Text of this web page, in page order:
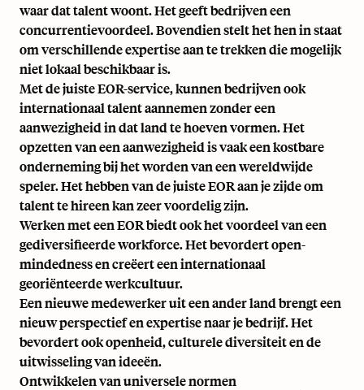
waar dat talent woont. Het geeft bedrijven een
concurrentievoordeel. Bovendien stelt het hen in staat
om verschillende expertise aan te trekken die mogelijk
niet lokaal beschikbaar is.
Met de juisteEOR-service, kunnen bedrijven ook
internationaal talent aannemen zonder een
aanwezigheid in dat land te hoeven vormen. Het
opzetten van een aanwezigheid is vaak een kostbare
onderneming bij het worden van een wereldwijde
speler. Het hebben van de juiste EOR aan je zijde om
talent te hireen kan zeer voordelig zijn.
Werken met een EOR biedt ook het voordeel van een
gediversifieerde workforce. Het bevordert open-
mindedness en creëert een internationaal
georiënteerde werkcultuur.
Een nieuwe medewerker uit een ander land brengt een
nieuw perspectief en expertise naar je bedrijf. Het
bevordert ook openheid, culturele diversiteit en de
uitwisseling van ideeën.
Ontwikkelen van universele normen